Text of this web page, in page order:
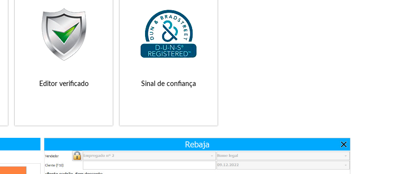
Editor verificado Sinal de confiança